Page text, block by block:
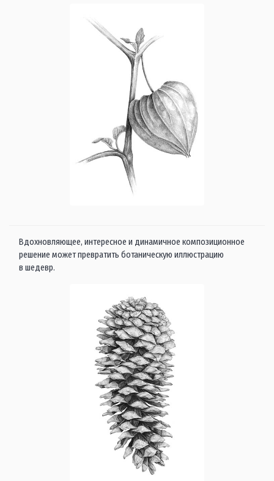
Вдохновляющее, интересное и динамичное композиционное
решение может превратить ботаническую иллюстрацию
в шедевр.